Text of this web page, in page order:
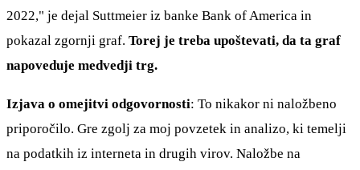
2022," je dejal Suttmeier iz banke Bank of America in
pokazal zgornji graf. Torej je treba upoštevati, da ta graf
napoveduje medvedji trg.
Izjava o omejitvi odgovornosti: To nikakor ni naložbeno
priporočilo. Gre zgolj za moj povzetek in analizo, ki temelji
na podatkih iz interneta in drugih virov. Naložbe na